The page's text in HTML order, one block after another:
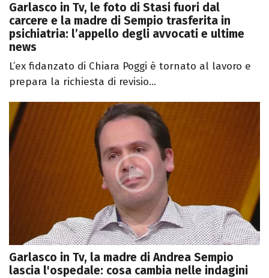
Garlasco in Tv, le foto di Stasi fuori dal
carcere e la madre di Sempio trasferita in
psichiatria: l’appello degli avvocati e ultime
news
L’ex fidanzato di Chiara Poggi è tornato al lavoro e
prepara la richiesta di revisio...
Garlasco in Tv, la madre di Andrea Sempio
lascia l'ospedale: cosa cambia nelle indagini